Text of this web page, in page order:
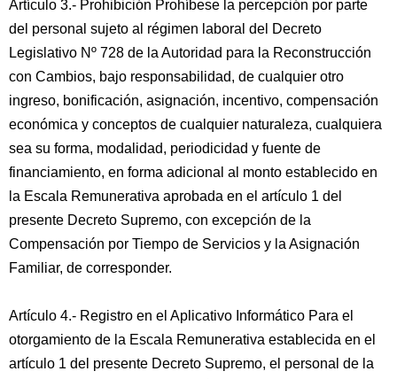
Artículo 3.- Prohibición Prohíbese la percepción por parte
del personal sujeto al régimen laboral del Decreto
Legislativo Nº 728 de la Autoridad para la Reconstrucción
con Cambios, bajo responsabilidad, de cualquier otro
ingreso, bonificación, asignación, incentivo, compensación
económica y conceptos de cualquier naturaleza, cualquiera
sea su forma, modalidad, periodicidad y fuente de
financiamiento, en forma adicional al monto establecido en
la Escala Remunerativa aprobada en el artículo 1 del
presente Decreto Supremo, con excepción de la
Compensación por Tiempo de Servicios y la Asignación
Familiar, de corresponder.
Artículo 4.- Registro en el Aplicativo Informático Para el
otorgamiento de la Escala Remunerativa establecida en el
artículo 1 del presente Decreto Supremo, el personal de la